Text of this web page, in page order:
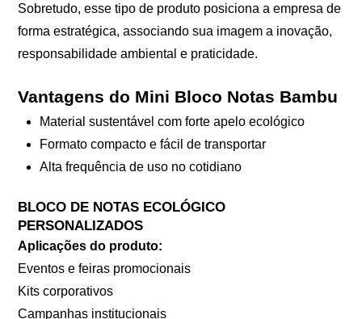
Sobretudo, esse tipo de produto posiciona a empresa de
forma estratégica, associando sua imagem a inovação,
responsabilidade ambiental e praticidade.
Vantagens do Mini Bloco Notas Bambu
Material sustentável com forte apelo ecológico
Formato compacto e fácil de transportar
Alta frequência de uso no cotidiano
BLOCO DE NOTAS ECOLÓGICO
PERSONALIZADOS
Aplicações do produto:
Eventos e feiras promocionais
Kits corporativos
Campanhas institucionais